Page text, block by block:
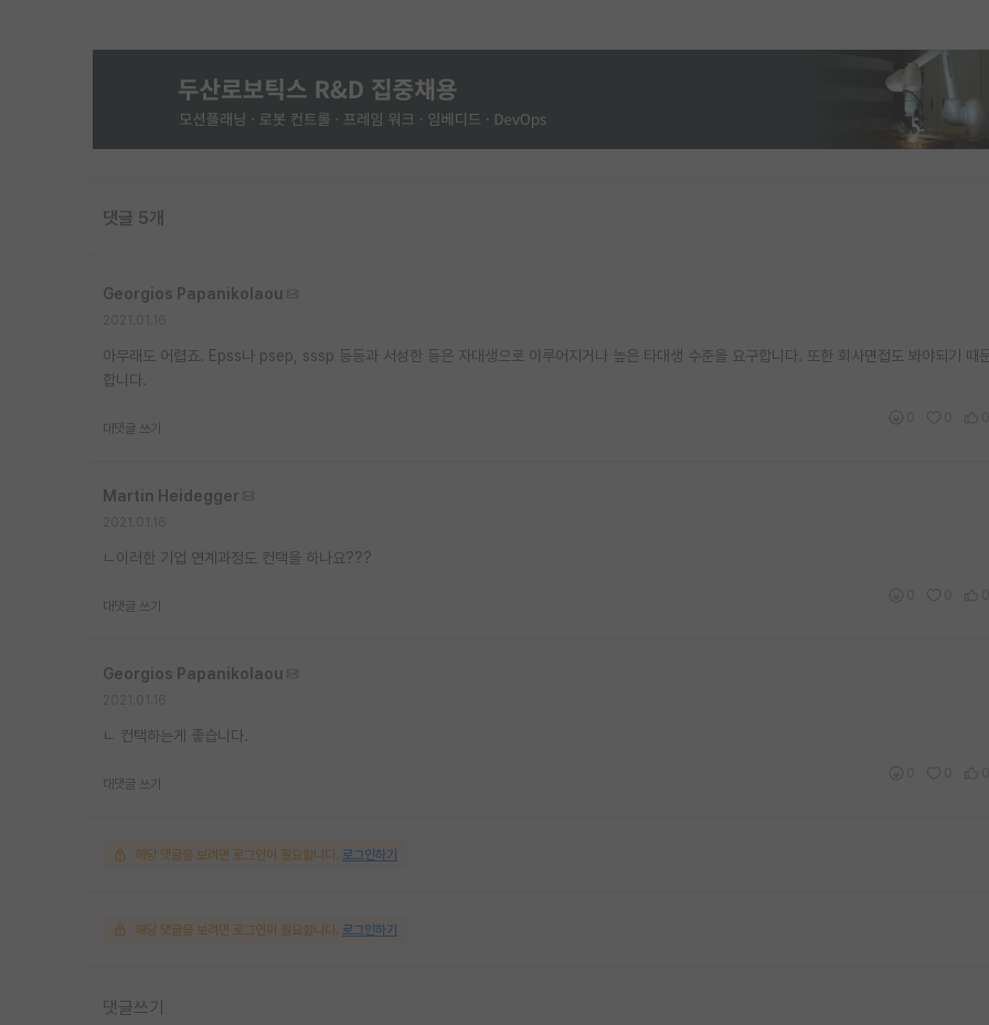
댓글 5개
Georgios Papanikolaou
아무래도 어렵죠. Epss나 psep, sssp 등등과 서성한 등은 자대생으로 이루어지거나 높은 타대생 수준을 요구합니다. 또한 회사면접도 봐야되기 때
합니다.
대댓글 쓰기
Martin Heidegger
ㄴ이러한 기업 연계과정도 컨택을 하나요???
대댓글 쓰기
Georgios Papanikolaou
ㄴ 컨택하는게 좋습니다.
대댓글 쓰기
해당 댓글을 보려면 로그인이 필요합니다. 로그인하기
해당 댓글을 보려면 로그인이 필요합니다. 로그인하기
댓글쓰기